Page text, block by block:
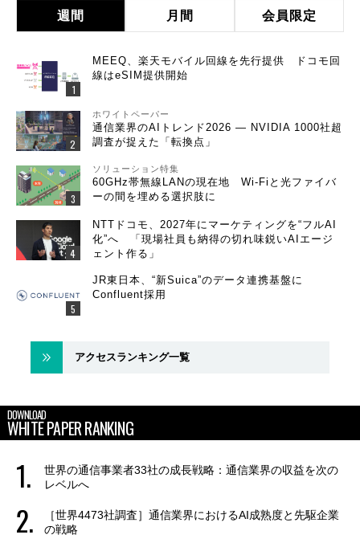
週間 月間 会員限定
MEEQ、楽天モバイル回線を先行提供 ドコモ回
線はeSIM提供開始
ホワイトペーパー
通信業界のAIトレンド2026 ― NVIDIA 1000社超
調査が捉えた「転換点」
ソリューション特集
60GHz帯無線LANの現在地 Wi-Fiと光ファイバ
ーの間を埋める選択肢に
NTTドコモ、2027年にマーケティングを“フルAI
化”へ 「現場社員も納得の切れ味鋭いAIエージ
ェント作る」
JR東日本、“新Suica”のデータ連携基盤に
Confluent採用
アクセスランキング一覧
DOWNLOAD
WHITE PAPER RANKING
世界の通信事業者33社の成長戦略：通信業界の収益を次の
レベルへ
［世界4473社調査］通信業界におけるAI成熟度と先駆企業
の戦略